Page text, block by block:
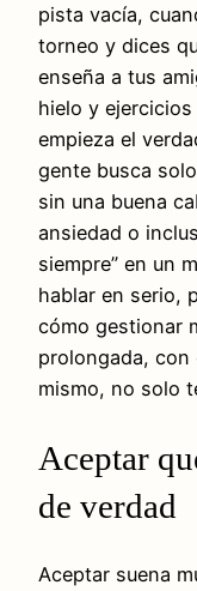
pista vacía,
torneo y dices
enseña a tus
hielo y
empieza el
gente busca
sin una buena
ansiedad o
siempre” en un
hablar en serio,
cómo gestionar
prolongada, con
mismo, no solo
Aceptar
de verdad
Aceptar suena